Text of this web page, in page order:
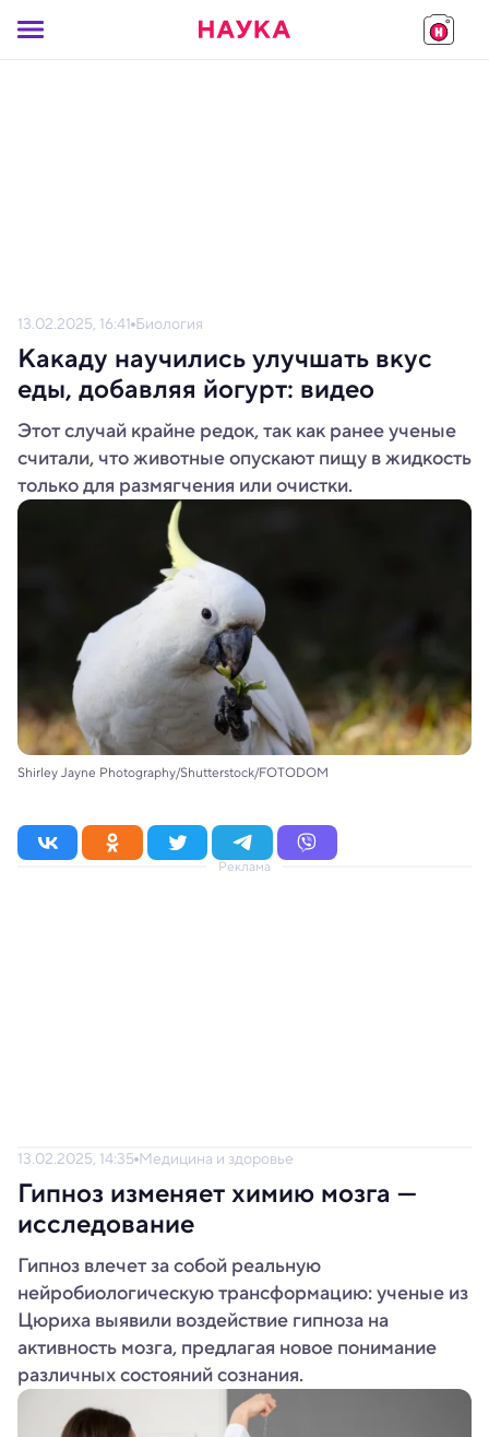
13.02.2025, 16:41 Биология
Какаду научились улучшать вкус
еды, добавляя йогурт: видео
Этот случай крайне редок, так как ранее ученые
считали, что животные опускают пищу в жидкость
только для размягчения или очистки.
Shirley Jayne Photography/Shutterstock/FOTODOM
Реклама
13.02.2025, 14:35 Медицина и здоровье
Гипноз изменяет химию мозга —
исследование
Гипноз влечет за собой реальную
нейробиологическую трансформацию: ученые из
Цюриха выявили воздействие гипноза на
активность мозга, предлагая новое понимание
различных состояний сознания.